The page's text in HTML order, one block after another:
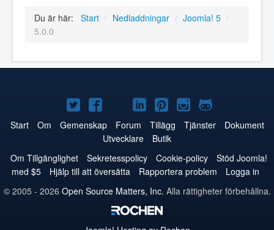
Du är här: Start / Nedladdningar / Joomla! 5 /
5.0.0
Joomla!
på
Twitter
Joomla!
på
Facebook
Joomla!
på
YouTube
Joomla!
på
LinkedIn
Joomla!
på
Pinterest
Joomla!
på
Joomla!
på
Start Om Gemenskap Forum Tillägg Tjänster
Dokument
Utvecklare
Butik
Om Tillgänglighet
Sekretesspolicy Cookie-policy
Stöd Joomla!
med $5
Hjälp till att översätta Rapportera problem
Logga in
© 2005 - 2026 Open Source Matters, Inc. Alla rättigheter förbehållna.